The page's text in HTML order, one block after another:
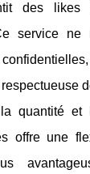
des likes
service ne
quantité et
offre une